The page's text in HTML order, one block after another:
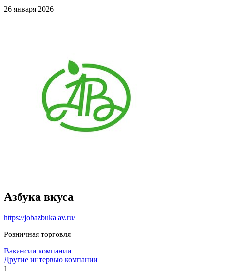
26 января 2026
Азбука вкуса
https://jobazbuka.av.ru/
Розничная торговля
Вакансии компании
Другие интервью компании
1